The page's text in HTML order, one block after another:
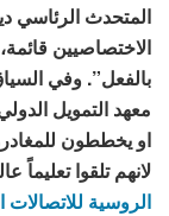
المتحدث الرئاسي
الاختصاصيين
بالفعل”. وفي
معهد التمويل
او يخططون
لانهم تلقوا
الروسية للاتصالات